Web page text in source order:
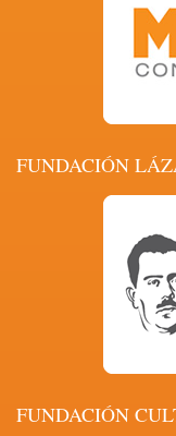
FUNDACIÓN
FUNDACIÓN